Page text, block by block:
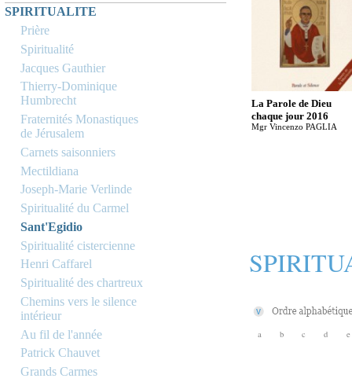
SPIRITUALITE
Prière
Spiritualité
Jacques Gauthier
Thierry-Dominique
Humbrecht
Fraternités Monastiques
de Jérusalem
Carnets saisonniers
Mectildiana
Joseph-Marie Verlinde
Spiritualité du Carmel
Sant'Egidio
Spiritualité cistercienne
Henri Caffarel
Spiritualité des chartreux
Chemins vers le silence
intérieur
Au fil de l'année
Patrick Chauvet
Grands Carmes
La Parole de Dieu
chaque jour 2016
Mgr Vincenzo PAGLIA
a b c d e